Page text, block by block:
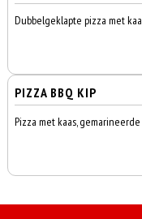
Dubbelgeklapte pizza met
PIZZA BBQ KIP
Pizza met kaas,